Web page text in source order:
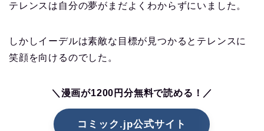
テレンスは自分の夢がまだよくわからずにいました。
しかしイーデルは素敵な目標が見つかるとテレンスに
笑顔を向けるのでした。
＼漫画が1200円分無料で読める！／
コミック.jp公式サイト